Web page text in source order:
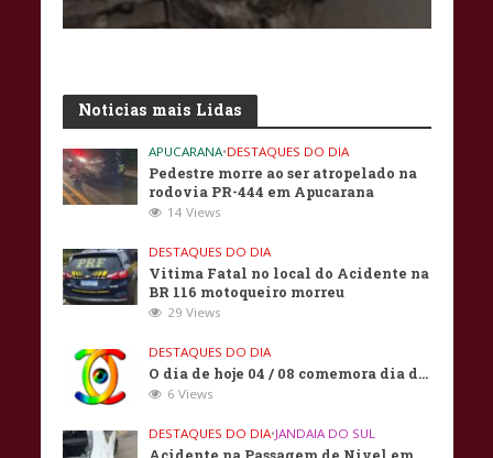
Noticias mais Lidas
APUCARANA•DESTAQUES DO DIA
Pedestre morre ao ser atropelado na
rodovia PR-444 em Apucarana
14 Views
DESTAQUES DO DIA
Vitima Fatal no local do Acidente na
BR 116 motoqueiro morreu
29 Views
DESTAQUES DO DIA
O dia de hoje 04 / 08 comemora dia d…
6 Views
DESTAQUES DO DIA•JANDAIA DO SUL
Acidente na Passagem de Nivel em